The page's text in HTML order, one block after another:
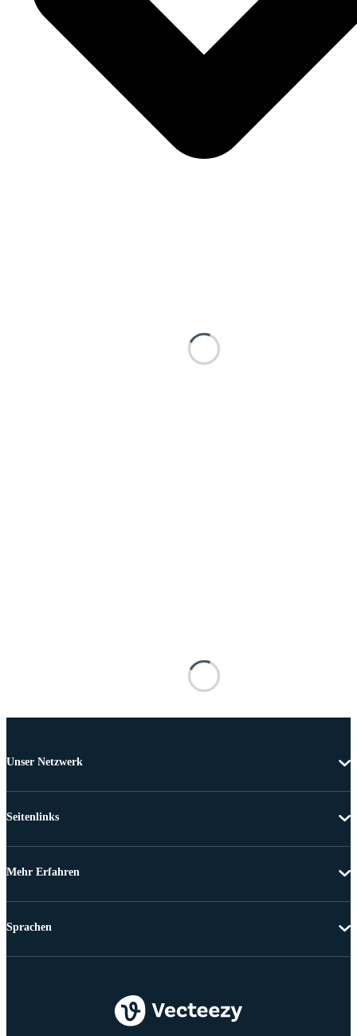
Unser Netzwerk
Seitenlinks
Mehr Erfahren
Sprachen